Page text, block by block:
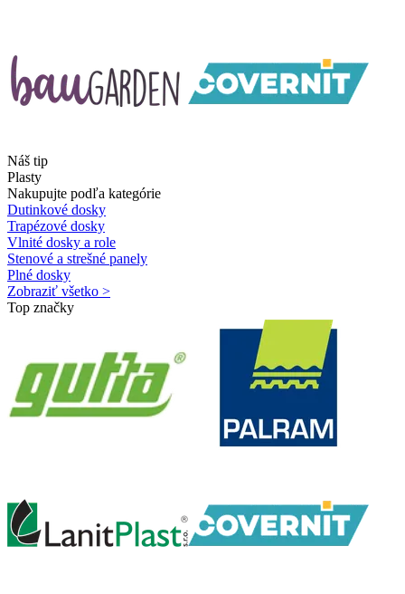
Náš tip
Plasty
Nakupujte podľa kategórie
Dutinkové dosky
Trapézové dosky
Vlnité dosky a role
Stenové a strešné panely
Plné dosky
Zobraziť všetko >
Top značky